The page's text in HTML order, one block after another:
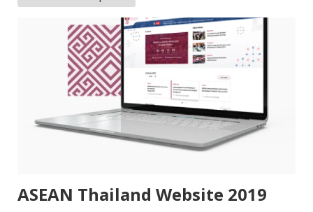
ASEAN Thailand Website 2019